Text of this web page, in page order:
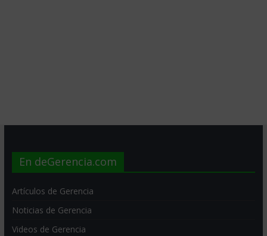
En deGerencia.com
Artículos de Gerencia
Noticias de Gerencia
Videos de Gerencia